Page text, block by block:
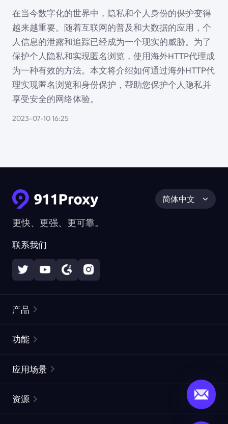
在当今数字化的世界中，隐私和个人身份的保护变得
越来越重要。随着互联网的普及和大数据的应用，个
人信息的泄露和追踪已经成为一个现实的威胁。为了
保护个人隐私和实现匿名浏览，使用海外HTTP代理成
为一种有效的方法。本文将介绍如何通过海外HTTP代
理实现匿名浏览和身份保护，帮助您保护个人隐私并
享受安全的网络体验。
2023-07-10 16:25
更快、更强、更可靠。
联系我们
简体中文
产品
静态住宅代理
功能
ISP代理
应用场景
资源